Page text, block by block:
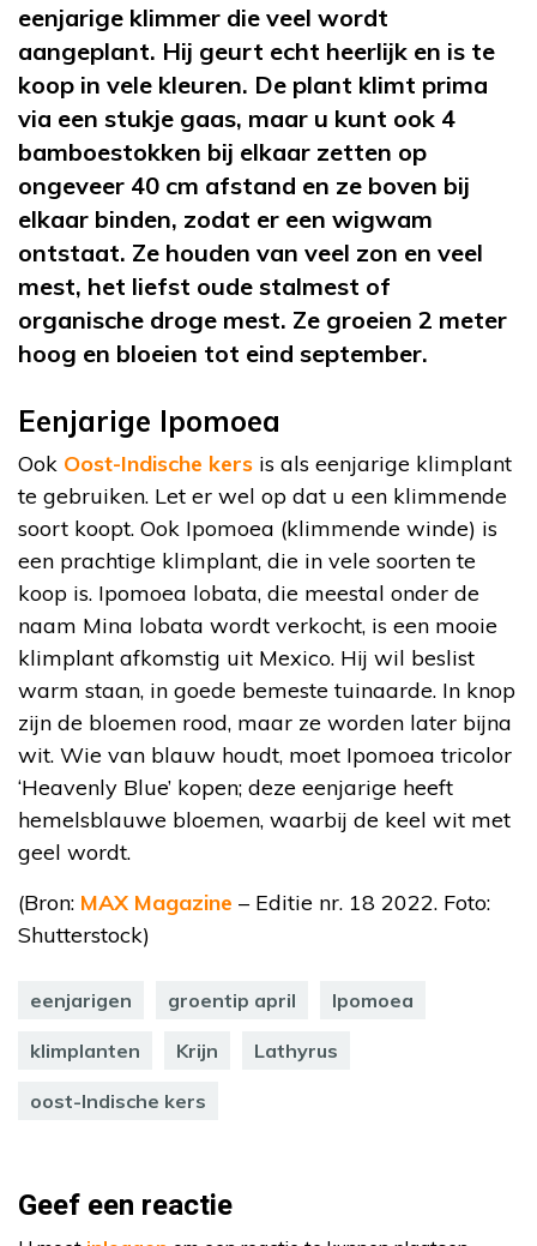
eenjarige klimmer die veel wordt
aangeplant. Hij geurt echt heerlijk en is te
koop in vele kleuren. De plant klimt prima
via een stukje gaas, maar u kunt ook 4
bamboestokken bij elkaar zetten op
ongeveer 40 cm afstand en ze boven bij
elkaar binden, zodat er een wigwam
ontstaat. Ze houden van veel zon en veel
mest, het liefst oude stalmest of
organische droge mest. Ze groeien 2 meter
hoog en bloeien tot eind september.
Eenjarige Ipomoea
Ook Oost-Indische kers is als eenjarige klimplant
te gebruiken. Let er wel op dat u een klimmende
soort koopt. Ook Ipomoea (klimmende winde) is
een prachtige klimplant, die in vele soorten te
koop is. Ipomoea lobata, die meestal onder de
naam Mina lobata wordt verkocht, is een mooie
klimplant afkomstig uit Mexico. Hij wil beslist
warm staan, in goede bemeste tuinaarde. In knop
zijn de bloemen rood, maar ze worden later bijna
wit. Wie van blauw houdt, moet Ipomoea tricolor
‘Heavenly Blue’ kopen; deze eenjarige heeft
hemelsblauwe bloemen, waarbij de keel wit met
geel wordt.
(Bron: MAX Magazine – Editie nr. 18 2022. Foto:
Shutterstock)
eenjarigen groentip april Ipomoea
klimplanten Krijn Lathyrus
oost-Indische kers
Geef een reactie